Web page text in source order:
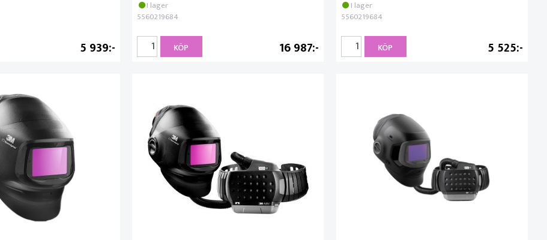
5 939
I lager
5560219684
16 987
KÖP
I lager
5560219684
5 525
KÖP